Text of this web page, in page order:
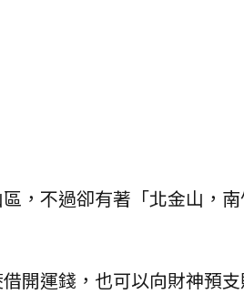
，不過卻有著「北金山，南
開運錢，也可以向財神預